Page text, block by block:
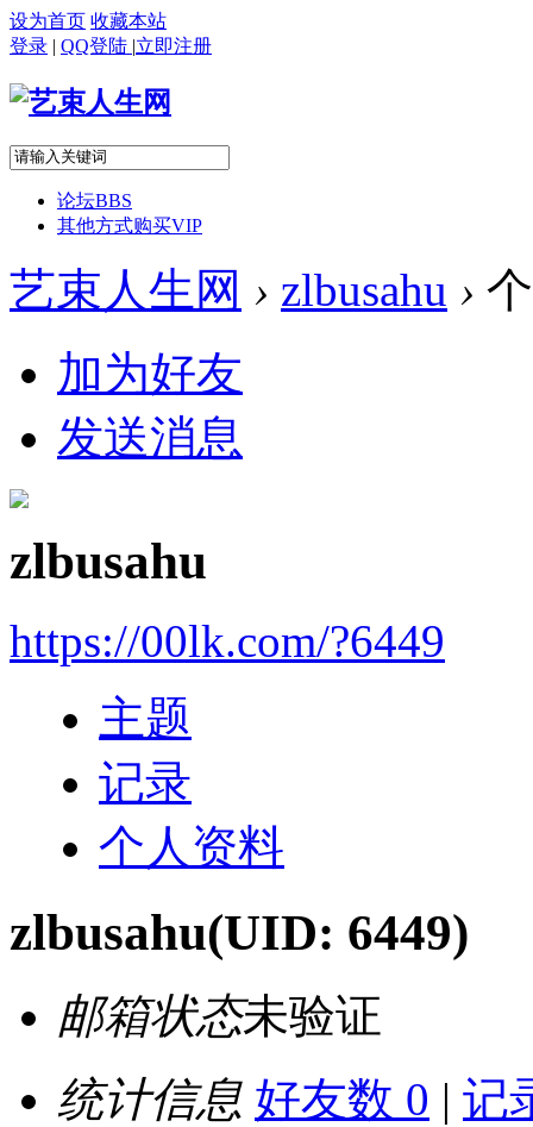
设为首页 收藏本站
登录 | QQ登陆 |立即注册
论坛BBS
其他方式购买VIP
艺束人生网 › zlbusahu ›
加为好友
发送消息
zlbusahu
https://00lk.com/?6449
主题
记录
个人资料
zlbusahu(UID: 6449)
邮箱状态未验证
统计信息 好友数 0 | 记